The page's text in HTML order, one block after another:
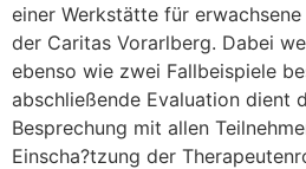
einer Werkstätte für
der Caritas Vorarlberg. Dabei
ebenso wie zwei Fallbeispiele
abschließende Evaluation dient
Besprechung mit allen
Einscha?tzung der